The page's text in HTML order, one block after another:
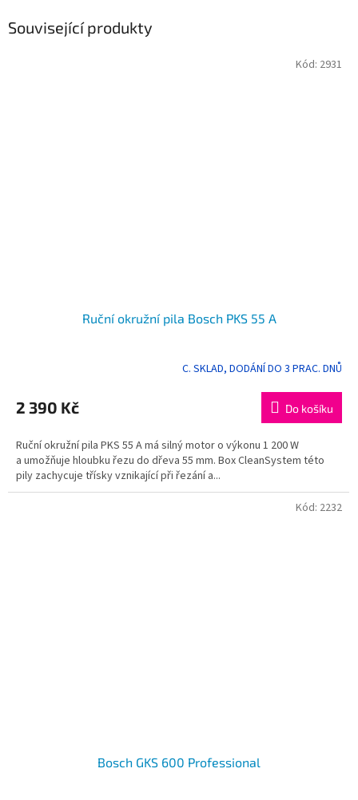
Související produkty
Ruční okružní pila Bosch PKS 55 A
produktu
je
z
5
hvězdiček.
C. SKLAD, DODÁNÍ DO 3 PRAC. DNŮ
2 390 Kč Do košíku
Ruční okružní pila PKS 55 A má silný motor o výkonu 1 200 W
a umožňuje hloubku řezu do dřeva 55 mm. Box CleanSystem této
pily zachycuje třísky vznikající při řezání a...
Kód: 2931
Bosch GKS 600 Professional
Kód: 2232